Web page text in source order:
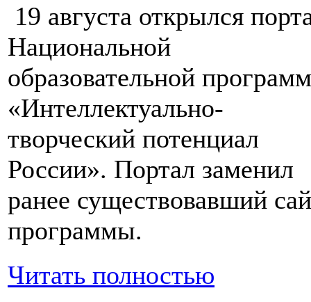
19 августа открылся
Национальной
образовательной
«Интеллектуально-
творческий потенциал
России». Портал заменил
ранее существовавший
программы.
Читать полностью